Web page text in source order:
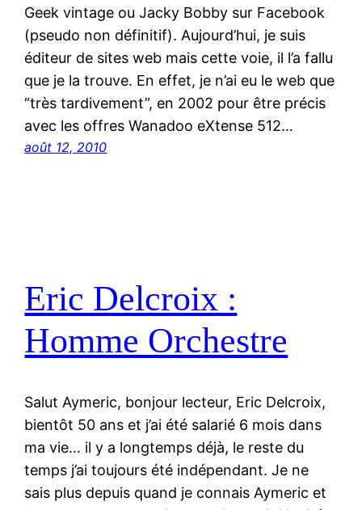
Geek vintage ou Jacky Bobby sur Facebook
(pseudo non définitif). Aujourd’hui, je suis
éditeur de sites web mais cette voie, il l’a fallu
que je la trouve. En effet, je n’ai eu le web que
“très tardivement”, en 2002 pour être précis
avec les offres Wanadoo eXtense 512…
août 12, 2010
Eric Delcroix :
Homme Orchestre
Salut Aymeric, bonjour lecteur, Eric Delcroix,
bientôt 50 ans et j’ai été salarié 6 mois dans
ma vie… il y a longtemps déjà, le reste du
temps j’ai toujours été indépendant. Je ne
sais plus depuis quand je connais Aymeric et